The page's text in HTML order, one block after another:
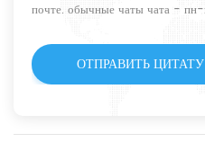
почте. обычные чаты чата -
ОТПРАВИТЬ ЦИТАТУ